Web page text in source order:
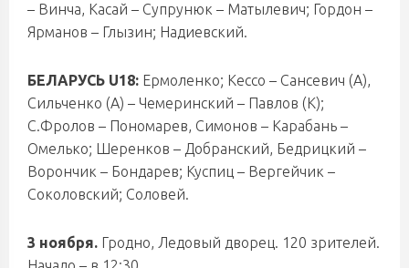
– Винча, Касай – Супрунюк – Матылевич; Гордон –
Ярманов – Глызин; Надиевский.
БЕЛАРУСЬ U18: Ермоленко; Кессо – Сансевич (А),
Сильченко (А) – Чемеринский – Павлов (К);
С.Фролов – Пономарев, Симонов – Карабань –
Омелько; Шеренков – Добранский, Бедрицкий –
Ворончик – Бондарев; Куспиц – Вергейчик –
Соколовский; Соловей.
3 ноября. Гродно, Ледовый дворец. 120 зрителей.